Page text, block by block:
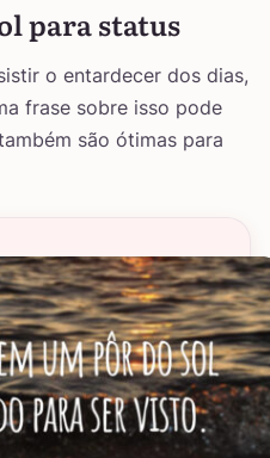
para status
o entardecer dos dias,
frase sobre isso pode
são ótimas para